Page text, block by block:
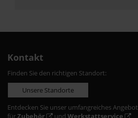
Kontakt
Finden Sie den richtigen Standort:
Unsere Standorte
Entdecken Sie unser umfangreiches Angebot
fürZubehör und Werkstattservice